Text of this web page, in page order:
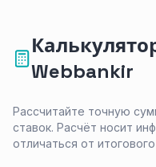
Webbankir
Рассчитайте точную
ставок. Расчёт носит
отличаться от